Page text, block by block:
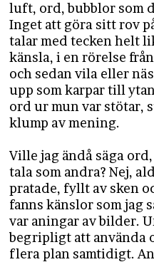
luft, ord, bubblor som
Inget att göra sitt rov
talar med tecken helt
känsla, i en rörelse
och sedan vila eller
upp som karpar till
ord ur mun var stötar,
klump av mening.
Ville jag ändå säga
tala som andra? Nej,
pratade, fyllt av sken
fanns känslor som jag
var aningar av bilder.
begripligt att använda
flera plan samtidigt.